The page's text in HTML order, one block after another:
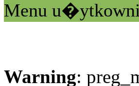
Menu
Warning: